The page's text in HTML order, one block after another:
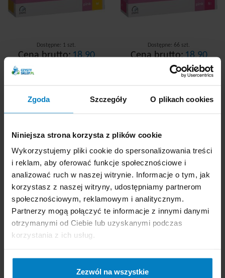
Zgoda Szczegóły O plikach cookies
Niniejsza strona korzysta z plików cookie
Wykorzystujemy pliki cookie do spersonalizowania treści
i reklam, aby oferować funkcje społecznościowe i
analizować ruch w naszej witrynie. Informacje o tym, jak
korzystasz z naszej witryny, udostępniamy partnerom
społecznościowym, reklamowym i analitycznym.
Partnerzy mogą połączyć te informacje z innymi danymi
otrzymanymi od Ciebie lub uzyskanymi podczas
korzystania z ich usług.
Zezwól na wszystkie
Dostępne: 1 szt.
Cena brutto:18,90
+ KUPUJĘ
Dostępne: 66 szt.
Cena brutto:18,90
PLN
0,19 zł/szt
- + KUPUJĘ
Zarys easyCare rękawice
nitrylowe rozm. S
100szt. czarne
Zarys easyCare rękawice
nitrylowe bezpudrowe
„L” 100szt. niebieskie